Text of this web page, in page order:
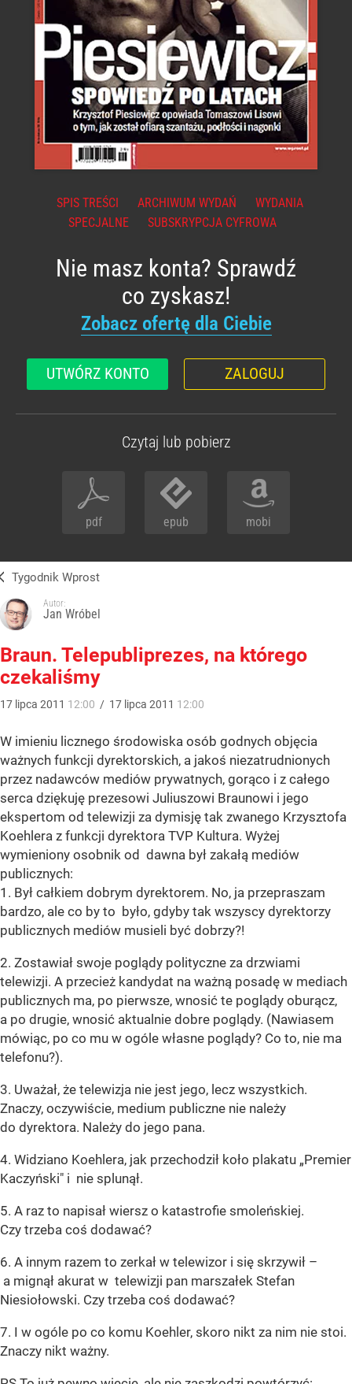
SPIS TREŚCI ARCHIWUM WYDAŃ
WYDANIA
SPECJALNE
SUBSKRYPCJA CYFROWA
Nie masz konta? Sprawdź
co zyskasz!
Zobacz ofertę dla Ciebie
UTWÓRZ KONTO ZALOGUJ
Czytaj lub pobierz
pdf epub mobi
Tygodnik Wprost
Autor:
Jan Wróbel
Braun. Telepubliprezes, na którego
czekaliśmy
17 lipca 2011 12:00 / 17 lipca 2011 12:00
W imieniu licznego środowiska osób godnych objęcia
ważnych funkcji dyrektorskich, a jakoś niezatrudnionych
przez nadawców mediów prywatnych, gorąco i z całego
serca dziękuję prezesowi Juliuszowi Braunowi i jego
ekspertom od telewizji za dymisję tak zwanego Krzysztofa
Koehlera z funkcji dyrektora TVP Kultura. Wyżej
wymieniony osobnik od dawna był zakałą mediów
publicznych:
1. Był całkiem dobrym dyrektorem. No, ja przepraszam
bardzo, ale co by to było, gdyby tak wszyscy dyrektorzy
publicznych mediów musieli być dobrzy?!
2. Zostawiał swoje poglądy polityczne za drzwiami
telewizji. A przecież kandydat na ważną posadę w mediach
publicznych ma, po pierwsze, wnosić te poglądy oburącz,
a po drugie, wnosić aktualnie dobre poglądy. (Nawiasem
mówiąc, po co mu w ogóle własne poglądy? Co to, nie ma
telefonu?).
3. Uważał, że telewizja nie jest jego, lecz wszystkich.
Znaczy, oczywiście, medium publiczne nie należy
do dyrektora. Należy do jego pana.
4. Widziano Koehlera, jak przechodził koło plakatu „Premier
Kaczyński" i nie splunął.
5. A raz to napisał wiersz o katastrofie smoleńskiej.
Czy trzeba coś dodawać?
6. A innym razem to zerkał w telewizor i się skrzywił –
a mignął akurat w telewizji pan marszałek Stefan
Niesiołowski. Czy trzeba coś dodawać?
7. I w ogóle po co komu Koehler, skoro nikt za nim nie stoi.
Znaczy nikt ważny.